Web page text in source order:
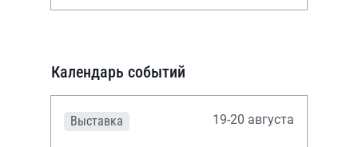
Календарь событий
Выставка 19-20 августа